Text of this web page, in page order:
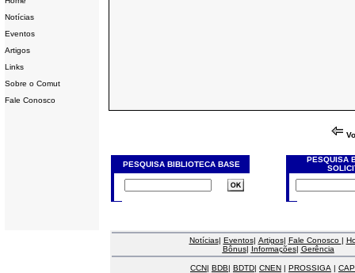
Notícias
Eventos
Artigos
Links
Sobre o Comut
Fale Conosco
PESQUISA BIBLIOTECA BASE
PESQUISA
Notícias| Eventos| Artigos| Fale Conosco |
Bônus| Informações| Gerência
CCN| BDB| BDTD| CNEN | PROSSIGA |